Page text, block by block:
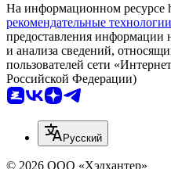
На информационном ресурсе
рекомендательные технологии
предоставления информации
и анализа сведений,
пользователей сети
Российской Федерации)
Русский
© 2026 ООО «Хэдхантер»